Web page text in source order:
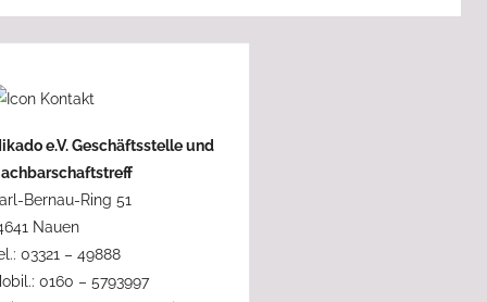
e.V. Geschäftsstelle und
Bernau-Ring 51
Nauen
03321 – 49888
0160 – 5793997